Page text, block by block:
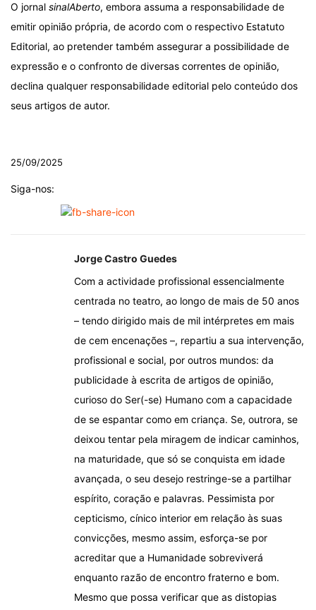
O jornal sinalAberto, embora assuma a responsabilidade de
emitir opinião própria, de acordo com o respectivo Estatuto
Editorial, ao pretender também assegurar a possibilidade de
expressão e o confronto de diversas correntes de opinião,
declina qualquer responsabilidade editorial pelo conteúdo dos
seus artigos de autor.
25/09/2025
Siga-nos:
Jorge Castro Guedes
Com a actividade profissional essencialmente
centrada no teatro, ao longo de mais de 50 anos
– tendo dirigido mais de mil intérpretes em mais
de cem encenações –, repartiu a sua intervenção,
profissional e social, por outros mundos: da
publicidade à escrita de artigos de opinião,
curioso do Ser(-se) Humano com a capacidade
de se espantar como em criança. Se, outrora, se
deixou tentar pela miragem de indicar caminhos,
na maturidade, que só se conquista em idade
avançada, o seu desejo restringe-se a partilhar
espírito, coração e palavras. Pessimista por
cepticismo, cínico interior em relação às suas
convicções, mesmo assim, esforça-se por
acreditar que a Humanidade sobreviverá
enquanto razão de encontro fraterno e bom.
Mesmo que possa verificar que as distopias